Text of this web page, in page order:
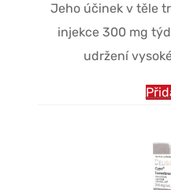
Jeho účinek v těle
injekce 300 mg
udržení